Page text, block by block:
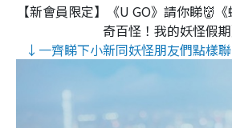
【新會員限定】《U GO》請你睇👹
奇百怪！我的妖怪假期
↓一齊睇下小新同妖怪朋友們點樣